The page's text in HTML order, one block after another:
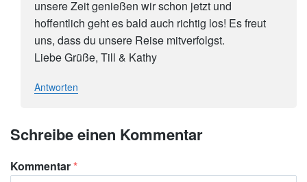
unsere Zeit genießen wir schon jetzt und
hoffentlich geht es bald auch richtig los! Es freut
uns, dass du unsere Reise mitverfolgst.
Liebe Grüße, Till & Kathy
Antworten
Schreibe einen Kommentar
Kommentar*